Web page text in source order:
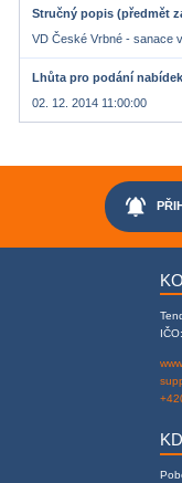
Stručný popis (předmět
VD České Vrbné - sanace
Lhůta pro podání nabídek
02. 12. 2014 11:00:00
notifications_active